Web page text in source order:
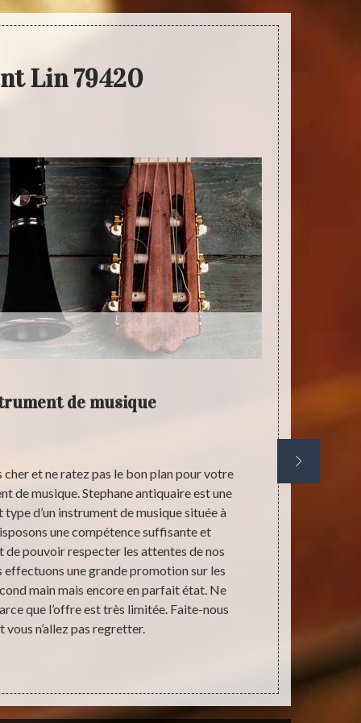
Lin 79420
de musique
et ne ratez pas le bon plan pour votre
de musique. Stephane antiquaire est une
d’un instrument de musique située à
une compétence suffisante et
pouvoir respecter les attentes de nos
une grande promotion sur les
main mais encore en parfait état. Ne
que l’offre est très limitée. Faite-nous
vous n’allez pas regretter.